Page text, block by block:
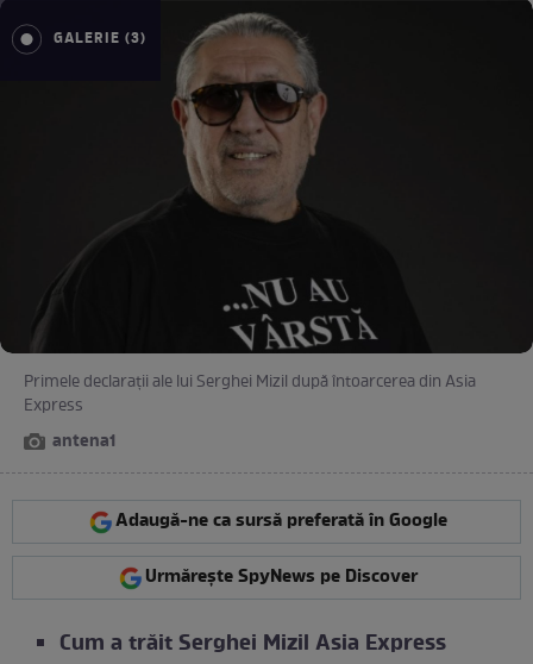
GALERIE (3)
Primele declarații ale lui Serghei Mizil după întoarcerea din Asia
Express
antena1
Adaugă-ne ca sursă preferată în Google
Urmărește SpyNews pe Discover
Cum a trăit Serghei Mizil Asia Express